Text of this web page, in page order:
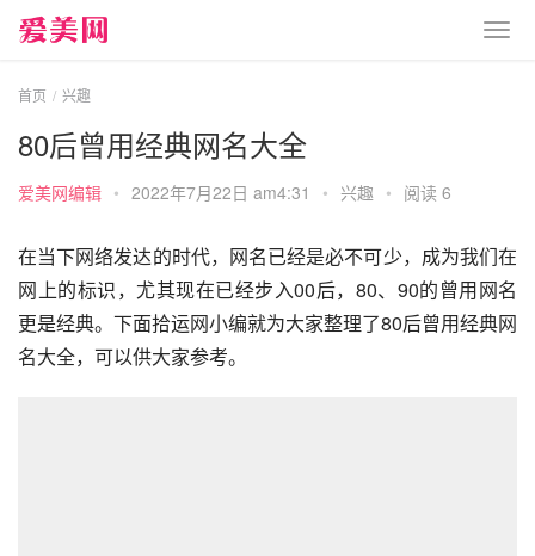
首页 兴趣
80后曾用经典网名大全
爱美网编辑 • 2022年7月22日 am4:31 • 兴趣 • 阅读 6
在当下网络发达的时代，网名已经是必不可少，成为我们在
网上的标识，尤其现在已经步入00后，80、90的曾用网名
更是经典。下面拾运网小编就为大家整理了80后曾用经典网
名大全，可以供大家参考。